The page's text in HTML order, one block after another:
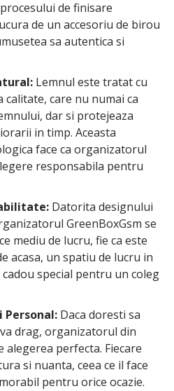
de finisare
de un accesoriu de birou
sa autentica si
Lemnul este tratat cu
care nu numai ca
dar si protejeaza
in timp. Aceasta
face ca organizatorul
responsabila pentru
Datorita designului
GreenBoxGsm se
mediu de lucru, fie ca este
acasa, un spatiu de lucru in
special pentru un coleg
Personal: Daca doresti sa
drag, organizatorul din
alegerea perfecta. Fiecare
si nuanta, ceea ce il face
pentru orice ocazie.